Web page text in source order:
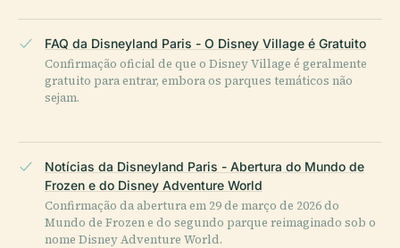
FAQ da Disneyland Paris - O Disney Village é Gratuito
Confirmação oficial de que o Disney Village é geralmente
gratuito para entrar, embora os parques temáticos não
sejam.
Notícias da Disneyland Paris - Abertura do Mundo de
Frozen e do Disney Adventure World
Confirmação da abertura em 29 de março de 2026 do
Mundo de Frozen e do segundo parque reimaginado sob o
nome Disney Adventure World.